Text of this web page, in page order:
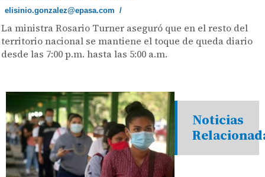
elisinio.gonzalez@epasa.com /
La ministra Rosario Turner aseguró que en el resto del
territorio nacional se mantiene el toque de queda diario
desde las 7:00 p.m. hasta las 5:00 a.m.
Noticias